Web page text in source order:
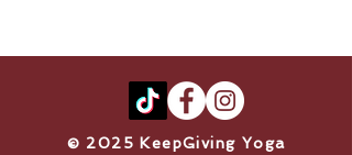
​© 2025 KeepGiving Yoga